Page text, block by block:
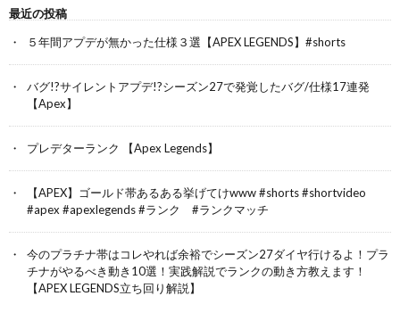
最近の投稿
５年間アプデが無かった仕様３選【APEX LEGENDS】#shorts
バグ!?サイレントアプデ!?シーズン27で発覚したバグ/仕様17連発
【Apex】
プレデターランク 【Apex Legends】
【APEX】ゴールド帯あるある挙げてけwww #shorts #shortvideo
#apex #apexlegends #ランク #ランクマッチ
今のプラチナ帯はコレやれば余裕でシーズン27ダイヤ行けるよ！プラ
チナがやるべき動き10選！実践解説でランクの動き方教えます！
【APEX LEGENDS立ち回り解説】